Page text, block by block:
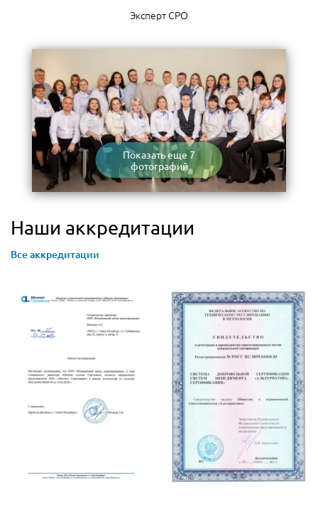
Эксперт СРО
Показать еще 7
фотографий
Наши аккредитации
Все аккредитации